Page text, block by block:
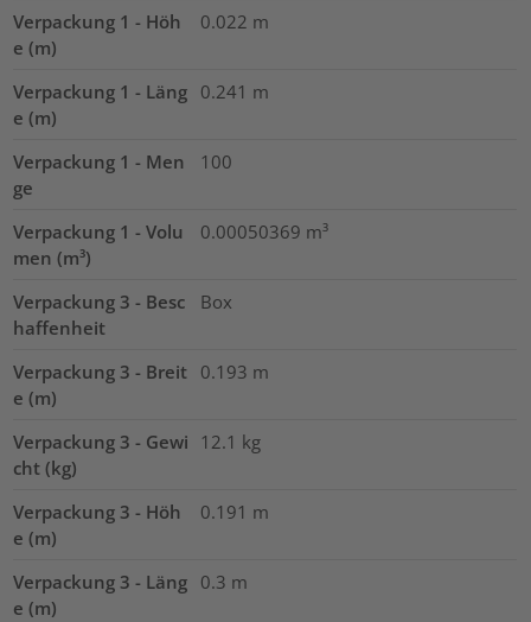
Verpackung 1 - Höh
e (m)
0.022 m
Verpackung 1 - Läng
e (m)
0.241 m
Verpackung 1 - Men
ge
100
Verpackung 1 - Volu
men (m³)
0.00050369 m³
Verpackung 3 - Besc
haffenheit
Box
Verpackung 3 - Breit
e (m)
0.193 m
Verpackung 3 - Gewi
cht (kg)
12.1 kg
Verpackung 3 - Höh
e (m)
0.191 m
Verpackung 3 - Läng
e (m)
0.3 m